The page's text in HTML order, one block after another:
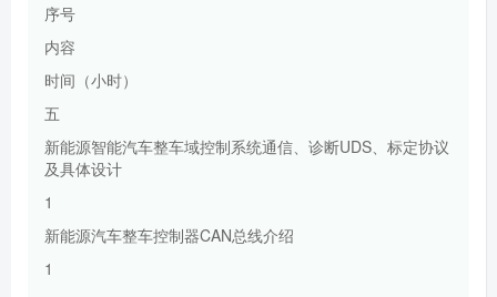
序号
内容
时间（小时）
五
新能源智能汽车整车域控制系统通信、诊断UDS、标定协议
及具体设计
1
新能源汽车整车控制器CAN总线介绍
1